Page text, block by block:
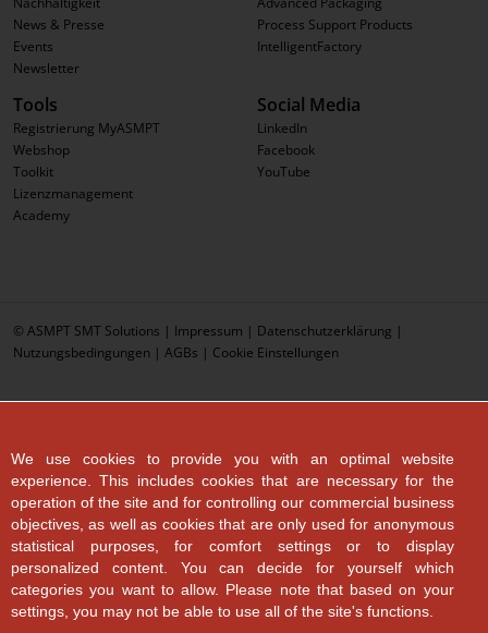
News & Presse
Events
Newsletter
Process Support Products
IntelligentFactory
Tools
Registrierung MyASMPT
Webshop
Toolkit
Lizenzmanagement
Academy
Social Media
LinkedIn
Facebook
YouTube
© ASMPT SMT Solutions | Impressum | Datenschutzerklärung |
Nutzungsbedingungen | AGBs | Cookie Einstellungen
We use cookies to provide you with an optimal website
experience. This includes cookies that are necessary for the
operation of the site and for controlling our commercial business
objectives, as well as cookies that are only used for anonymous
statistical purposes, for comfort settings or to display
personalized content. You can decide for yourself which
categories you want to allow. Please note that based on your
settings, you may not be able to use all of the site's functions.